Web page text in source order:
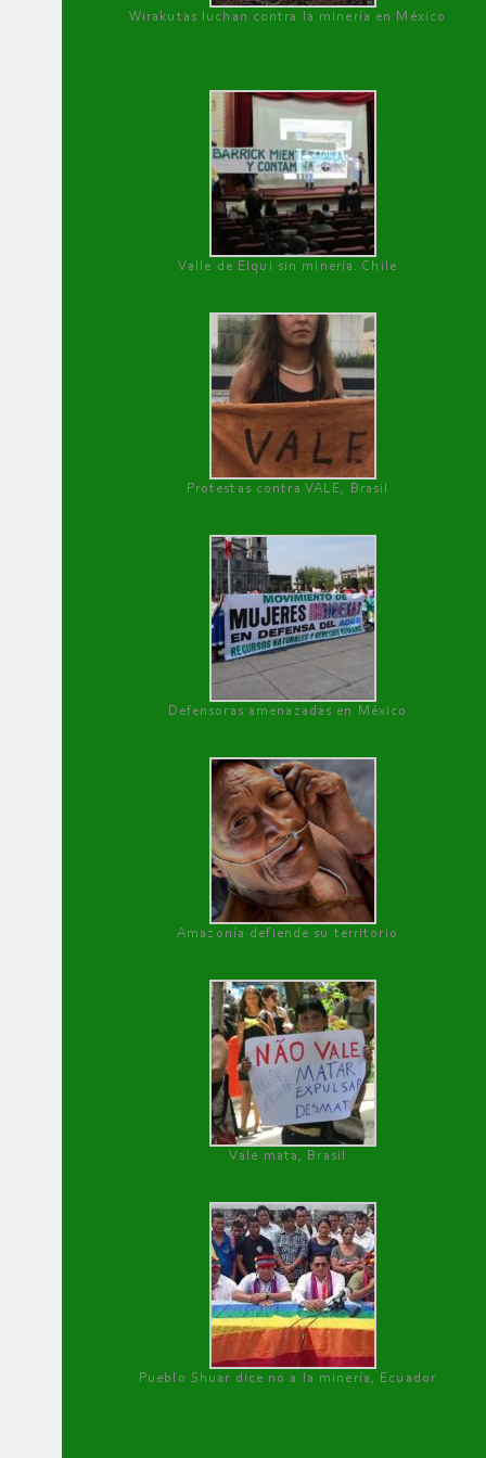
Wirakutas luchan contra la minería en México
Valle de Elqui sin minería. Chile
Protestas contra VALE, Brasil
Defensoras amenazadas en México
Amazonía defiende su territorio
Vale mata, Brasil
Pueblo Shuar dice no a la minería, Ecuador